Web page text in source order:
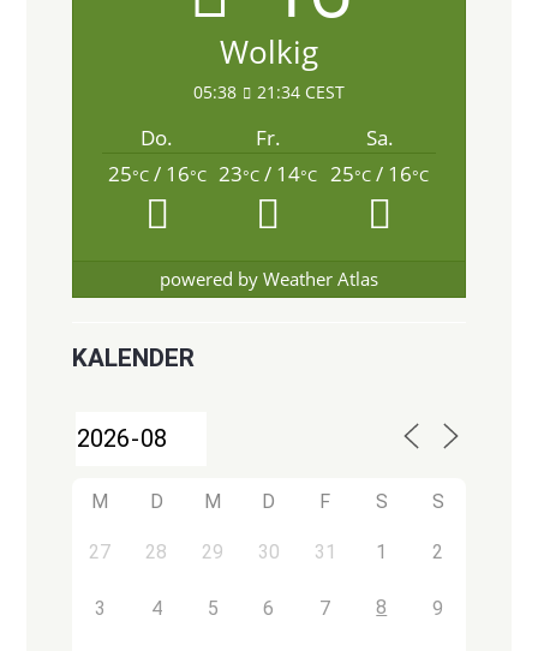
Wolkig
05:38 21:34 CEST
Do. Fr.
Sa.
25°C/ 16°C 23°C / 14°C 25°C / 16°C
powered by Weather Atlas
KALENDER
M D M D F S S
27 28 29 30 31 1 2
3 4 5 6 7 8 9